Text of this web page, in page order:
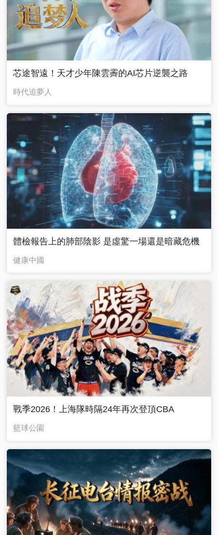
芯途智遠！天才少年陳雲霽的AI芯片逆襲之路
時代追夢人
體檢報告上的肺部陰影 是虛驚一場還是暗藏危機
健康中國
戰季2026！上海隊時隔24年再次登頂CBA
籃球公園